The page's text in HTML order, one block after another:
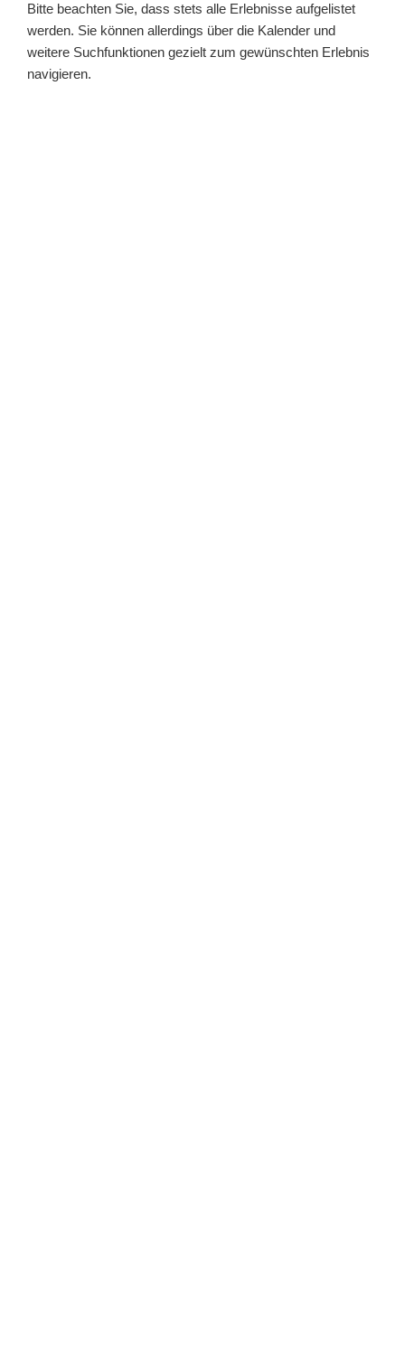
Bitte beachten Sie, dass stets alle Erlebnisse aufgelistet
werden. Sie können allerdings über die Kalender und
weitere Suchfunktionen gezielt zum gewünschten Erlebnis
navigieren.